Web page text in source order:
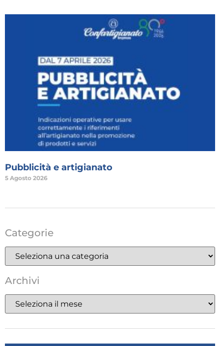
Pubblicità e artigianato
5 Agosto 2026
Categorie
Archivi